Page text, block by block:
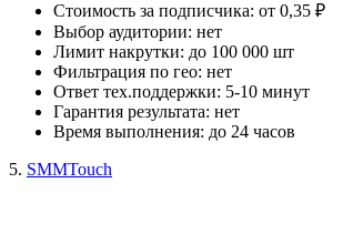
Стоимость за подписчика: от 0,35 ₽
Выбор аудитории: нет
Лимит накрутки: до 100 000 шт
Фильтрация по гео: нет
Ответ тех.поддержки: 5-10 минут
Гарантия результата: нет
Время выполнения: до 24 часов
5. SMMTouch